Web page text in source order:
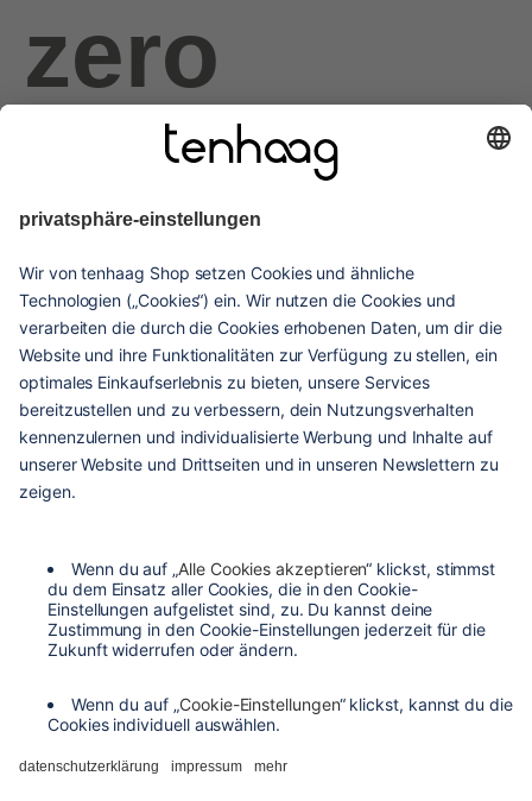
zero
haags
given
hilfe & service
kontakt
zahlungsarten
datenschutzerklärung
impressum